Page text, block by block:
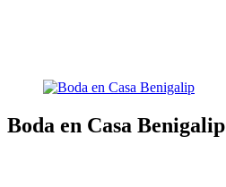
Boda en Casa Benigalip